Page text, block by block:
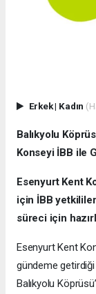
Erkek| Kadın
Balıkyolu
Konseyi İBB ile
Esenyurt Kent
için İBB
süreci için
Esenyurt Kent
gündeme
Balıkyolu